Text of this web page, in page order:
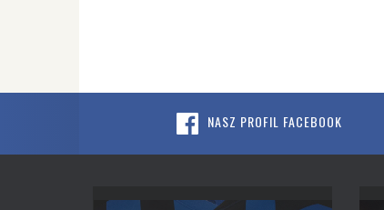
NASZ PROFIL FACEBOOK